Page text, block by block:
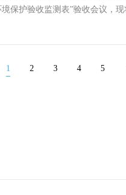
保护验收监测表”验收会议，
1 2 3 4 5